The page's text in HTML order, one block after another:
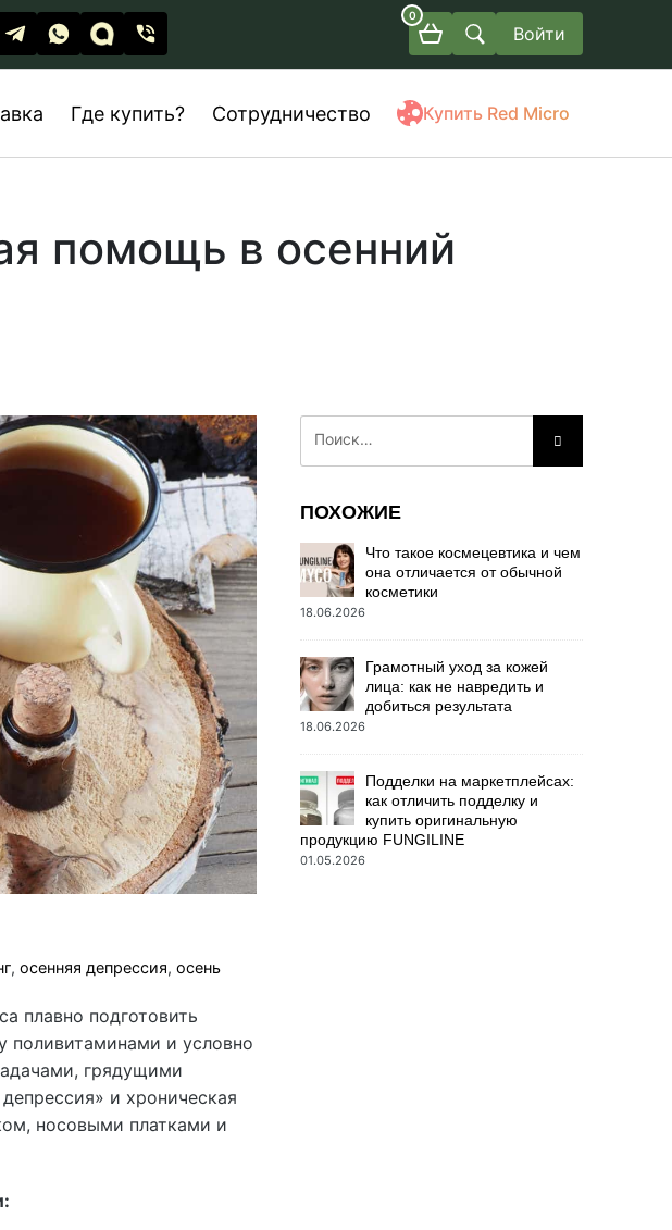
0
Войти
Где купить? Сотрудничество Купить Red Micro
помощь в осенний
,осенняя депрессия,осень
плавно подготовить
поливитаминами и условно
грядущими
и хроническая
носовыми платками и
ПОХОЖИЕ
Что такое космецевтика и чем
она отличается от обычной
косметики
18.06.2026
Грамотный уход за кожей
лица: как не навредить и
добиться результата
18.06.2026
Подделки на маркетплейсах:
как отличить подделку и
купить оригинальную
продукцию FUNGILINE
01.05.2026